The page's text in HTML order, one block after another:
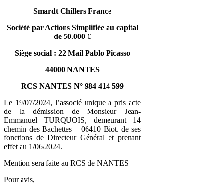
Smardt Chillers France
Société par Actions Simplifiée au capital
de 50.000 €
Siège social : 22 Mail Pablo Picasso
44000 NANTES
RCS NANTES N° 984 414 599
Le 19/07/2024, l’associé unique a pris acte
de la démission de Monsieur Jean-
Emmanuel TURQUOIS, demeurant 14
chemin des Bachettes – 06410 Biot, de ses
fonctions de Directeur Général et prenant
effet au 1/06/2024.
Mention sera faite au RCS de NANTES
Pour avis,